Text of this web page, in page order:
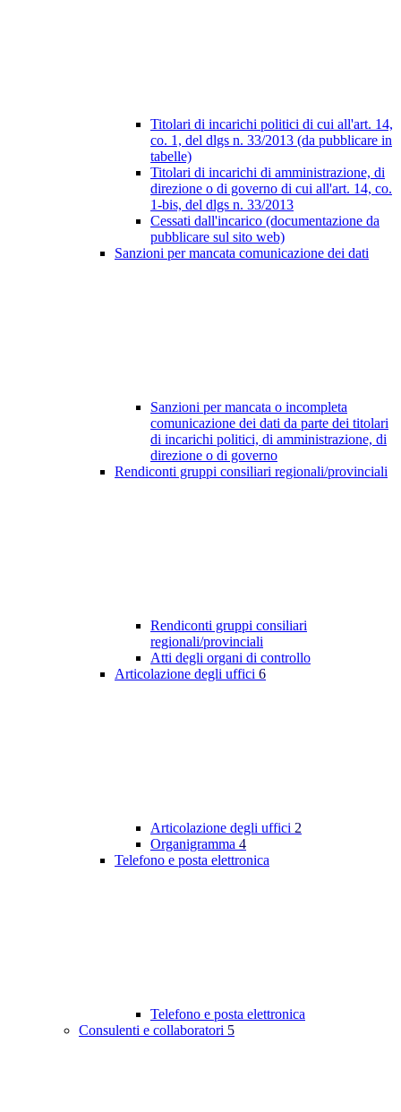
Titolari di incarichi politici di cui all'art. 14,
co. 1, del dlgs n. 33/2013 (da pubblicare in
tabelle)
Titolari di incarichi di amministrazione, di
direzione o di governo di cui all'art. 14, co.
1-bis, del dlgs n. 33/2013
Cessati dall'incarico (documentazione da
pubblicare sul sito web)
Sanzioni per mancata comunicazione dei dati
Sanzioni per mancata o incompleta
comunicazione dei dati da parte dei titolari
di incarichi politici, di amministrazione, di
direzione o di governo
Rendiconti gruppi consiliari regionali/provinciali
Rendiconti gruppi consiliari
regionali/provinciali
Atti degli organi di controllo
Articolazione degli uffici 6
Articolazione degli uffici 2
Organigramma 4
Telefono e posta elettronica
Telefono e posta elettronica
Consulenti e collaboratori 5